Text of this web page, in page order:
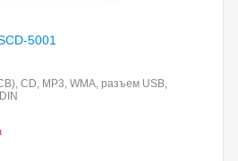
5001
CD, MP3, WMA, разъем USB,